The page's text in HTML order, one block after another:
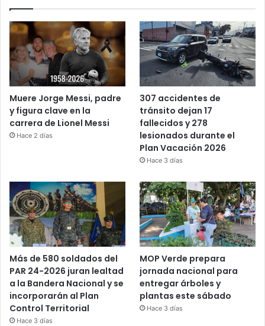
Muere Jorge Messi, padre
y figura clave en la
carrera de Lionel Messi
Hace 2 días
307 accidentes de
tránsito dejan 17
fallecidos y 278
lesionados durante el
Plan Vacación 2026
Hace 3 días
Más de 580 soldados del
PAR 24-2026 juran lealtad
a la Bandera Nacional y se
incorporarán al Plan
Control Territorial
Hace 3 días
MOP Verde prepara
jornada nacional para
entregar árboles y
plantas este sábado
Hace 3 días